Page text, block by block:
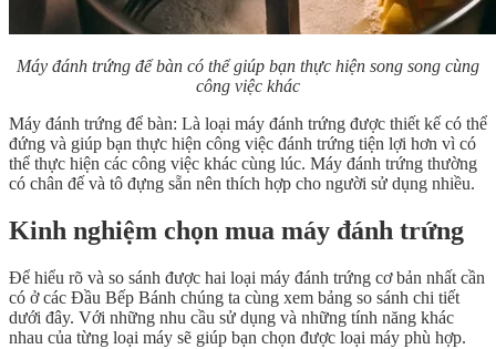
Máy đánh trứng để bàn có thể giúp bạn thực hiện song song cùng
công việc khác
Máy đánh trứng để bàn: Là loại máy đánh trứng được thiết kế có thể
đứng và giúp bạn thực hiện công việc đánh trứng tiện lợi hơn vì có
thể thực hiện các công việc khác cùng lúc. Máy đánh trứng thường
có chân đế và tô đựng sẵn nên thích hợp cho người sử dụng nhiều.
Kinh nghiệm chọn mua máy đánh trứng
Để hiểu rõ và so sánh được hai loại máy đánh trứng cơ bản nhất cần
có ở các Đầu Bếp Bánh chúng ta cùng xem bảng so sánh chi tiết
dưới đây. Với những nhu cầu sử dụng và những tính năng khác
nhau của từng loại máy sẽ giúp bạn chọn được loại máy phù hợp.